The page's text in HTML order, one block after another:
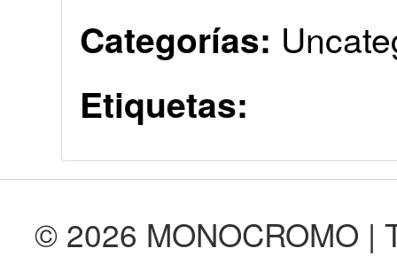
Categorías:
Etiquetas:
© 2026 MONOCROMO |